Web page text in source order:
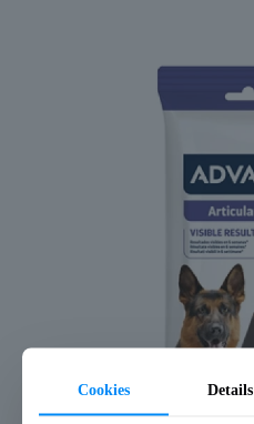
Cookies Details